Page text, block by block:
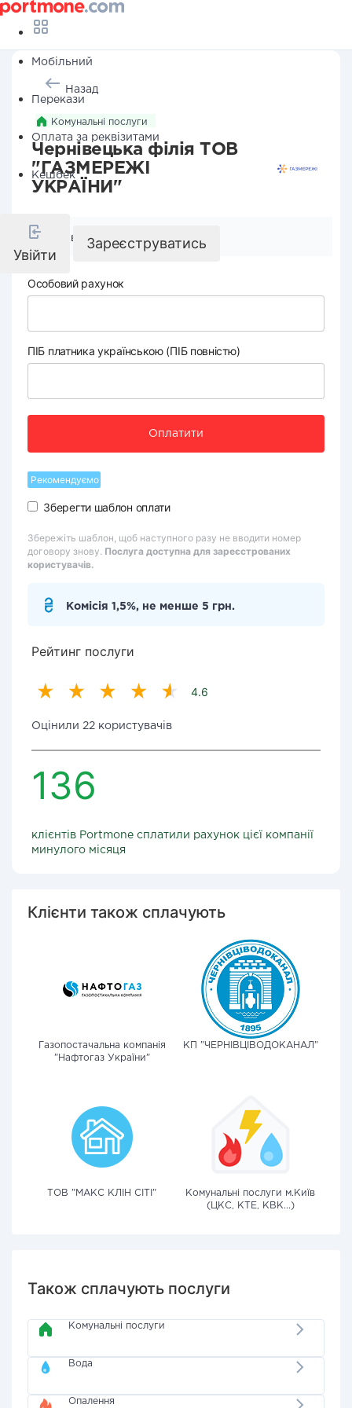
Мобільний
Перекази
Оплата за реквізитами
Кешбек
Увійти
Зареєструватись
Назад
Комунальні послуги
Чернівецька філія ТОВ
"ГАЗМЕРЕЖІ
УКРАЇНИ"
Реквізити компанії
Особовий рахунок
ПІБ платника українською (ПІБ повністю)
Оплатити
Рекомендуємо
Зберегти шаблон оплати
Збережіть шаблон, щоб наступного разу не вводити номер
договору знову. Послуга доступна для зареєстрованих
користувачів.
Комісія 1,5%, не менше 5 грн.
Рейтинг послуги
4.6
Оцінили 22 користувачів
136
клієнтів Portmone сплатили рахунок цієї компанії
минулого місяця
Клієнти також сплачують
Газопостачальна компанія
"Нафтогаз України"
КП "ЧЕРНІВЦІВОДОКАНАЛ"
ТОВ "МАКС КЛІН СІТІ"
Комунальні послуги м.Київ
(ЦКС, КТЕ, КВК...)
Також сплачують послуги
Комунальні послуги
Вода
Опалення